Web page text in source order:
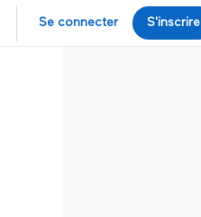
Se connecter S'inscrire